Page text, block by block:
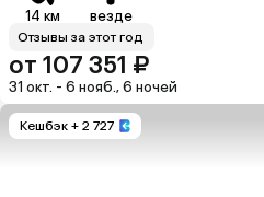
14 км везде
Отзывы за этот год
от 107 351 ₽
31 окт. - 6 нояб., 6 ночей
Кешбэк + 2 727